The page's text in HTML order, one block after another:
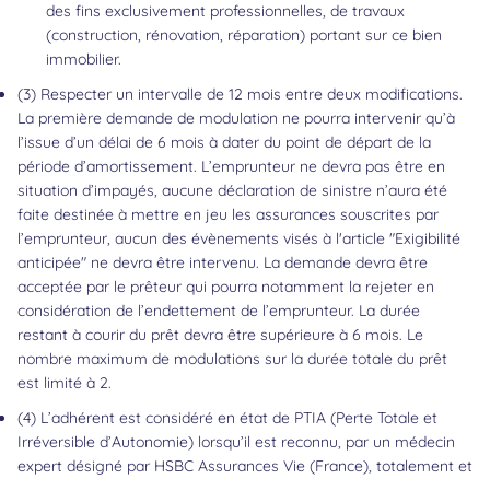
des fins exclusivement professionnelles, de travaux
(construction, rénovation, réparation) portant sur ce bien
immobilier.
Retour au contenu
(3) Respecter un intervalle de 12 mois entre deux modifications.
La première demande de modulation ne pourra intervenir qu’à
l’issue d’un délai de 6 mois à dater du point de départ de la
période d’amortissement. L’emprunteur ne devra pas être en
situation d’impayés, aucune déclaration de sinistre n’aura été
faite destinée à mettre en jeu les assurances souscrites par
l’emprunteur, aucun des évènements visés à l'article "Exigibilité
anticipée" ne devra être intervenu. La demande devra être
acceptée par le prêteur qui pourra notamment la rejeter en
considération de l’endettement de l’emprunteur. La durée
restant à courir du prêt devra être supérieure à 6 mois. Le
nombre maximum de modulations sur la durée totale du prêt
est limité à 2.
(4) L’adhérent est considéré en état de PTIA (Perte Totale et
Irréversible d’Autonomie) lorsqu’il est reconnu, par un médecin
expert désigné par HSBC Assurances Vie (France), totalement et